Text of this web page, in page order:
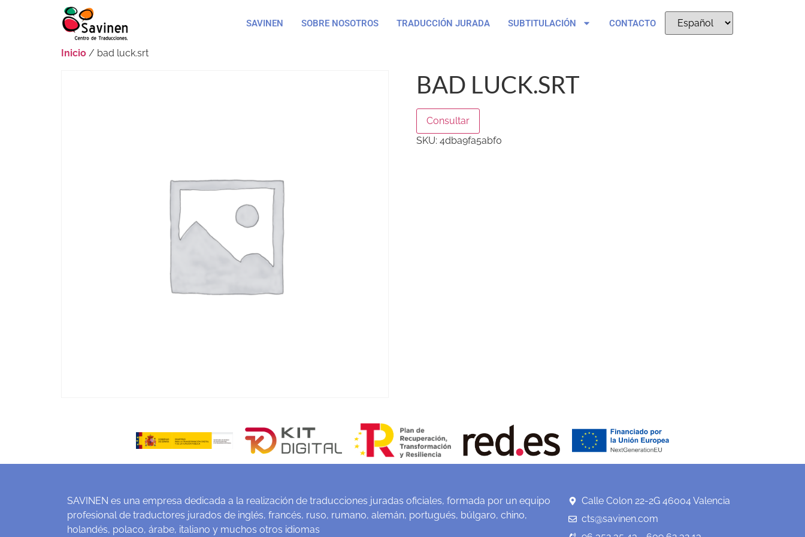
SAVINEN SOBRE NOSOTROS TRADUCCIÓN JURADA SUBTITULACIÓN CONTACTO
Inicio / bad luck.srt
BAD LUCK.SRT
Consultar
SKU: 4dba9fa5abf0
SAVINEN es una empresa dedicada a la realización de traducciones juradas oficiales, formada por un equipo
profesional de traductores jurados de inglés, francés, ruso, rumano, alemán, portugués, búlgaro, chino,
holandés, polaco, árabe, italiano y muchos otros idiomas
Calle Colon 22-2G 46004 Valencia
cts@savinen.com